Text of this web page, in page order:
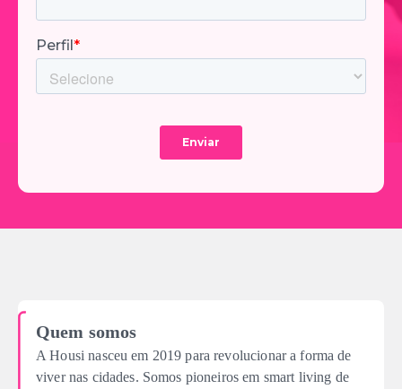
Quem somos
A Housi nasceu em 2019 para revolucionar a forma de
viver nas cidades. Somos pioneiros em smart living de